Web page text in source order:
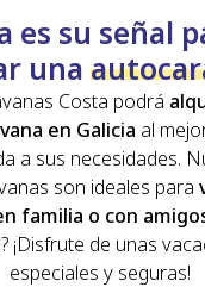
es su señal
una
Costa podrá
en Galicia al
a sus necesidades.
son ideales para
familia o con
¡Disfrute de unas
especiales y seguras!